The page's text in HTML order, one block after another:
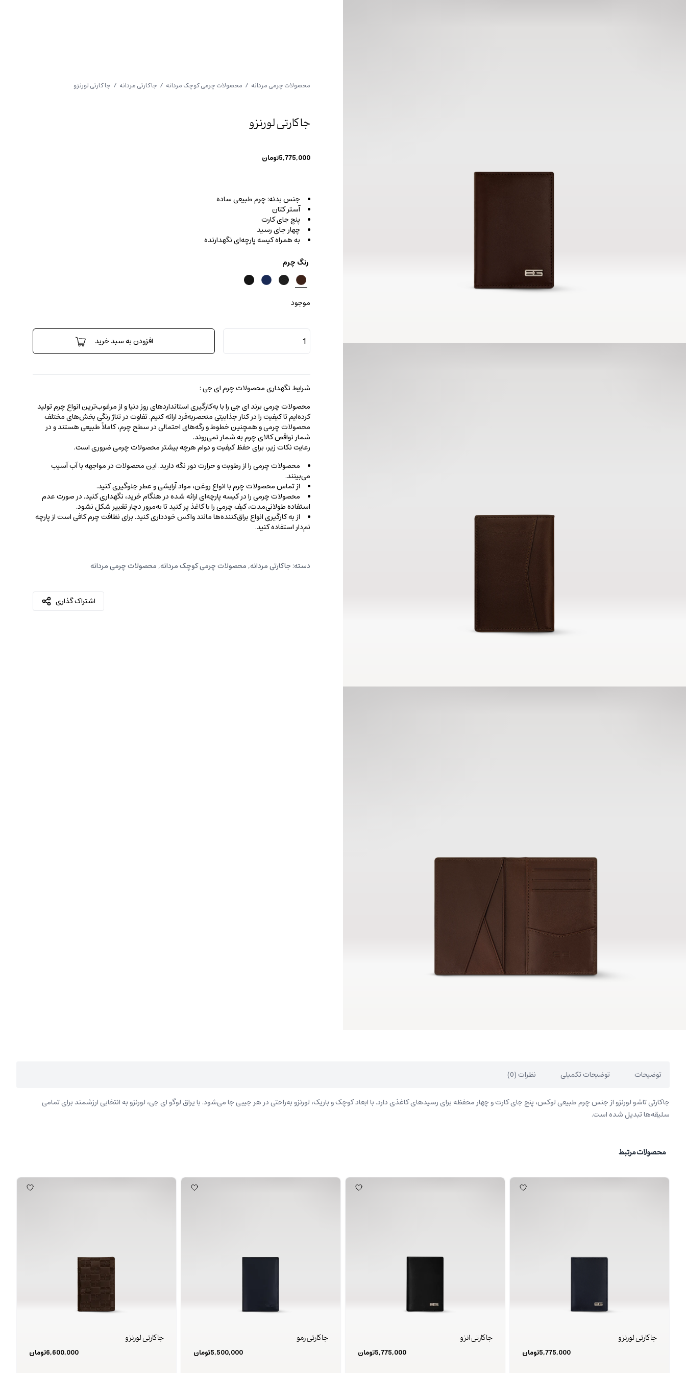
محصولات چرمی مردانه / محصولات چرمی کوچک مردانه / جاکارتی مردانه / جا کارتی لورنزو
جا کارتی لورنزو
5,775,000تومان
جنس بدنه: چرم طبیعی ساده
آستر کتان
پنج جای کارت
چهار جای رسید
به همراه کیسه پارچه‌ای نگهدارنده
رنگ چرم
موجود
جا
کارتی
لورنزو
افزودن به سبد خرید
شرایط نگهداری محصولات چرم ای جی :
محصولات چرمی برند ای جی را با به‌کارگیری استانداردهای روز دنیا و از مرغوب‌ترین انواع چرم تولید
کرده‌ایم تا کیفیت را در کنار جذابیتی منحصربه‌فرد ارائه کنیم. تفاوت در تناژ رنگی بخش‌های مختلف
محصولات چرمی و همچنین خطوط و رگه‌‌های احتمالی در سطح چرم، کاملاً طبیعی هستند و در
شمار نواقص کالای چرم به شمار نمی‌روند.
رعایت نکات زیر، برای حفظ کیفیت و دوام هرچه بیشتر محصولات چرمی ضروری است.
محصولات چرمی را از رطوبت و حرارت دور نگه دارید. این محصولات در مواجهه با آب آسیب
می‌بینند.
از تماس محصولات چرم با انواع روغن‌، مواد آرایشی و عطر جلوگیری کنید.
محصولات چرمی را در کیسه‌ پارچه‌ای ارائه شده در هنگام خرید، ‌نگهداری کنید. در صورت عدم
استفاده طولانی‌مدت، کیف‌ چرمی را با کاغذ پر کنید تا به‌مرور دچار تغییر شکل نشود.
از به کارگیری انواع براق‌کننده‌ها مانند واکس خودداری کنید. برای نظافت چرم کافی است از پارچه‌
نم‌دار استفاده کنید.
دسته: جاکارتی مردانه,محصولات چرمی کوچک مردانه,محصولات چرمی مردانه
اشتراک گذاری
توضیحات توضیحات تکمیلی نظرات (0)
جاکارتی تاشو لورنزو از جنس چرم طبیعی لوکس، پنج جای کارت و چهار محفظه برای رسیدهای کاغذی دارد. با ابعاد کوچک و باریک، لورنزو به‌راحتی در هر جیبی جا می‌شود. با یراق لوگو ای جی، لورنزو به انتخابی ارزشمند برای تمامی
سلیقه‌ها تبدیل شده است.
محصولات مرتبط
جا کارتی لورنزو
5,775,000تومان
جا کارتی انزو
5,775,000تومان
جا کارتی رمو
5,500,000تومان
جا کارتی لورنزو
6,600,000تومان